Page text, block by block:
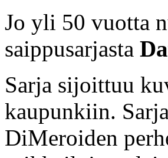
Jo yli 50 vuotta
saippusarjasta
Sarja sijoittuu
kaupunkiin.
DiMeroiden